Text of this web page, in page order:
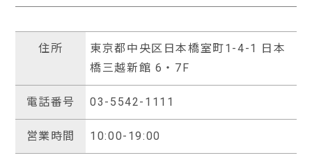
住所
東京都中央区日本橋室町1-4-1 日本
橋三越新館 6・7F
電話番号 03-5542-1111
営業時間 10:00-19:00